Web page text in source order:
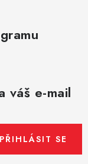
váš e-mail
PŘIHLÁSIT SE